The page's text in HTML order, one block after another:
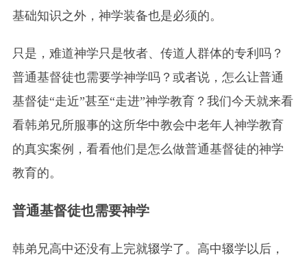
基础知识之外，神学装备也是必须的。
只是，难道神学只是牧者、传道人群体的专利吗？
普通基督徒也需要学神学吗？或者说，怎么让普通
基督徒“走近”甚至“走进”神学教育？我们今天就来看
看韩弟兄所服事的这所华中教会中老年人神学教育
的真实案例，看看他们是怎么做普通基督徒的神学
教育的。
普通基督徒也需要神学
韩弟兄高中还没有上完就辍学了。高中辍学以后，